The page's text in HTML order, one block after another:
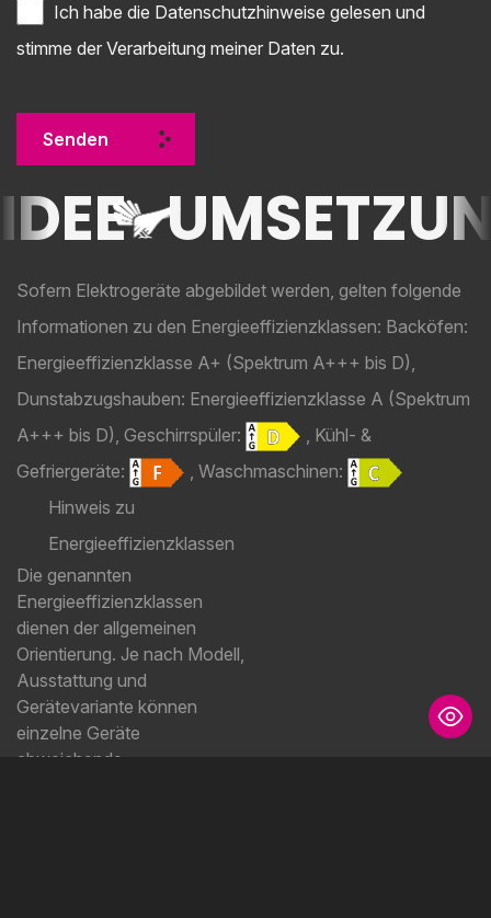
Ich habe die Datenschutzhinweise gelesen und
stimme der Verarbeitung meiner Daten zu.
Senden
IDEE
Sofern Elektrogeräte abgebildet werden, gelten folgende
Informationen zu den Energieeffizienzklassen: Backöfen:
Energieeffizienzklasse A+ (Spektrum A+++ bis D),
Dunstabzugshauben: Energieeffizienzklasse A (Spektrum
A+++ bis D), Geschirrspüler:
, Kühl- &
Gefriergeräte:
, Waschmaschinen:
Hinweis zu
Energieeffizienzklassen
Die genannten
Energieeffizienzklassen
dienen der allgemeinen
Orientierung. Je nach Modell,
Ausstattung und
Gerätevariante können
einzelne Geräte
abweichende